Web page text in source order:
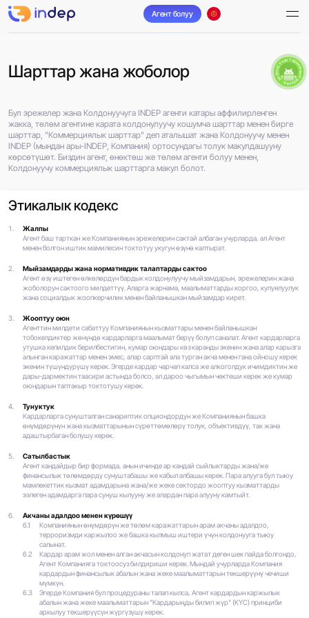
Агент болуу
Шарттар жана жоболор android үчүн тиркемени жүктөө.
Бул эрежелер жана Колдонуучуга INDEP агенти катары аффилирленген
жакка, төлөм агентине карата колдонулуучу кошумча шарттар менен бирге
шарттар, "Коммерциялык шарттар" деп аталышат жана Колдонуучу менен
INDEP (мындан ары-INDEP, Компания) ортосундагы толук макулдашууну
көрсөтүшөт. Биздин агент, өнөктөш же төлөм агенти болуу менен,
Колдонуучу коммерциялык шарттарга макул болот.
Этикалык кодекс
Жалпы
Агент баш тарткан же Компаниянын эрежелерин сактай албаган учурларда, ал Агент
менен болгон иштик мамилесин токтотуу укугун өзүнө калтырат.
Мыйзамдарды жана нормативдик талаптарды сактоо
Агент өзү иштеген өлкөлөрдүн бардык колдонулуучу мыйзамдарын, эрежелерин жана
жоболорун сактоого милдеттүү. Аларга жарнама, маалыматтарды коргоо, купуялуулук
жана социалдык жоопкерчилик менен байланышкан мыйзамдар кирет.
Жооптуу оюн
Агенттин милдети сабаттуу Компаниянын кызматтары менен байланышкан
тобокелдиктер жөнүндө кардарларга маалымат берүү болуп саналат. Агент кардарларга
утушка кепилдик берилбестигин, кумар оюндары көз каранды экенин жана алар карызга
алынган каражаттар менен эмес, алар сарптай ала турган акча менен гана ойношу керек
экенин түшүндүрүшү керек. Эгерде кардар чарчап калса же алкоголдук ичимдиктин же
дары-дармектин таасири астында болсо, ал дароо чыгымын чектеши керек же кумар
оюндарын таптакыр токтотушу керек.
Тунуктук
Кардарларга сунушталган санариптик опциондордун же Компаниянын башка
өнүмдөрүнүн жана кызматтарынын сүрөттөмөлөрү толук, объективдүү, так жана
адаштырбаган болушу керек.
Сатылбастык
Агент кандайдыр бир формада, анын ичинде ар кандай сыйлыктарды жана/же
финансылык төлөмдөрдү сунуштабашы же кабыл албашы керек. Пара алууга бул тыюу
мамлекеттик кызмат адамдарына жана/же жеке сектордо жооптуу кызматтарды
ээлеген адамдарга пара сунуш кылууну же алардан пара алууну камтыйт.
Акчаны адалдоо менен күрөшүү
6.1
Компаниянын өнүмдөрүн же төлөм каражаттарын арам акчаны адалдоо,
терроризмди каржылоо же башка кылмыш иштери үчүн колдонууга тыюу
салынат.
6.2
Кардар арам жол менен алган акчасын колдонуп жатат деген шек пайда болгондо,
Агент Компанияга токтоосуз билдириши керек. Мындай учурларда Компания
кардардын финансылык абалын жана жеке маалыматтарын текшерүүнү чечиши
мүмкүн.
6.3
Эгерде Компания бул процедураны талап кылса, Агент кардардын каржылык
абалын жана жеке маалыматтарын "Кардарыңды билип жүр" (KYC) принциби
аркылуу текшерүүсүн жүргүзүшү керек.